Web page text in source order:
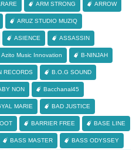
ARM STRONG ARROW
ARUZ STUDIO MUZIQ
ASIENCE ASSASSIN
Azito Music Innovation B-NINJAH
RECORDS B.O.G SOUND
NON Bacchanal45
MARIE BAD JUSTICE
BARRIER FREE BASE LINE
BASS MASTER BASS ODYSSEY